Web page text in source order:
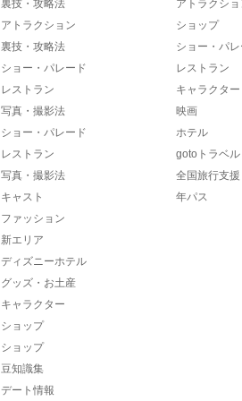
裏技・攻略法
アトラクション
裏技・攻略法
ショー・パレード
レストラン
写真・撮影法
ショー・パレード
レストラン
写真・撮影法
キャスト
ファッション
新エリア
ディズニーホテル
グッズ・お土産
キャラクター
ショップ
ショップ
豆知識集
デート情報
アトラクシ
ショップ
ショー・パ
レストラン
キャラクター
映画
ホテル
gotoトラベル
全国旅行支援
年パス